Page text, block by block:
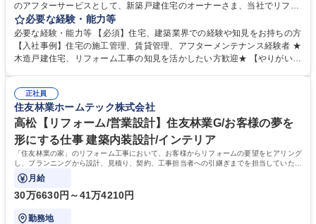
のアフターサービスとして、新築戸建住宅のオーナーさま、当社でリフォ
ームをしていただいた一般のお客様を対象に、定期的または臨時的な巡
回・点検業務を担当していただきます。 【具体的には】■定期点検：お客
様宅を訪問し、建物全体の点検を実施します(点検数：月に20～23件)■臨
時点検：不具合の発生時お客様からの連絡に対し、訪問のうえ点検(1日に
まざまな相談に乗りながら家に関する悩みの解決をサポート頂きます。≪
変更の範囲：会社の定める業務≫ 募集職種 福岡/小倉【「住友林業の家」
アフターメンテナンス】直行直帰可能
必要な経験・能力等
必要な経験・能力等 【必須】住宅、建築業界での経験や知見をお持ちの方
【入社事例】住宅の施工管理、賃貸管理、アフターメンテナンス経験者 ★
木造戸建住宅、リフォーム工事の知見を活かしたい方歓迎★ 【やりがい】
ることがやりがいです。 【教育制度】入社後は配属先にてOJTを行いま
す。その後も、フォロー研修や社内資格取得に向けた研修もありますの
で、職種未経験の方も安心して就業いただけます。 学歴・資格 学歴：大
学院 大学 高専 短大 専修学校 高校 語学力： 資格：第一種運転免許普通自
動車
正社員
住友林業ホームテック株式会社
高松【リフォーム/営業設計】住友林業G/お客様の夢を
形にする仕事 建築内装設計/インテリア
「住友林業の家」のリフォーム工事において、お客様からリフォームの要望をヒアリング
し、プランニングから設計、見積り、契約、工事担当者への引継ぎまでを担当していただ
きます。
月給
30万6630円～41万4210円
勤務地